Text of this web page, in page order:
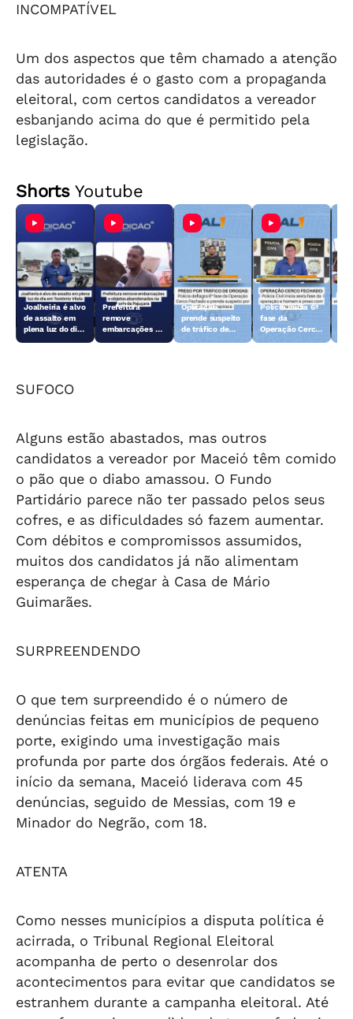
INCOMPATÍVEL
Um dos aspectos que têm chamado a atenção
das autoridades é o gasto com a propaganda
eleitoral, com certos candidatos a vereador
esbanjando acima do que é permitido pela
legislação.
ShortsYoutube
Joalheiria é alvo
de assalto em
plena luz do dia
Prefeitura
remove
embarcações e
Operação
prende suspeito
de tráfico de
Polícia inicia 6ª
fase da
Operação Cerco
SUFOCO
Alguns estão abastados, mas outros
candidatos a vereador por Maceió têm comido
o pão que o diabo amassou. O Fundo
Partidário parece não ter passado pelos seus
cofres, e as dificuldades só fazem aumentar.
Com débitos e compromissos assumidos,
muitos dos candidatos já não alimentam
esperança de chegar à Casa de Mário
Guimarães.
SURPREENDENDO
O que tem surpreendido é o número de
denúncias feitas em municípios de pequeno
porte, exigindo uma investigação mais
profunda por parte dos órgãos federais. Até o
início da semana, Maceió liderava com 45
denúncias, seguido de Messias, com 19 e
Minador do Negrão, com 18.
ATENTA
Como nesses municípios a disputa política é
acirrada, o Tribunal Regional Eleitoral
acompanha de perto o desenrolar dos
acontecimentos para evitar que candidatos se
estranhem durante a campanha eleitoral. Até